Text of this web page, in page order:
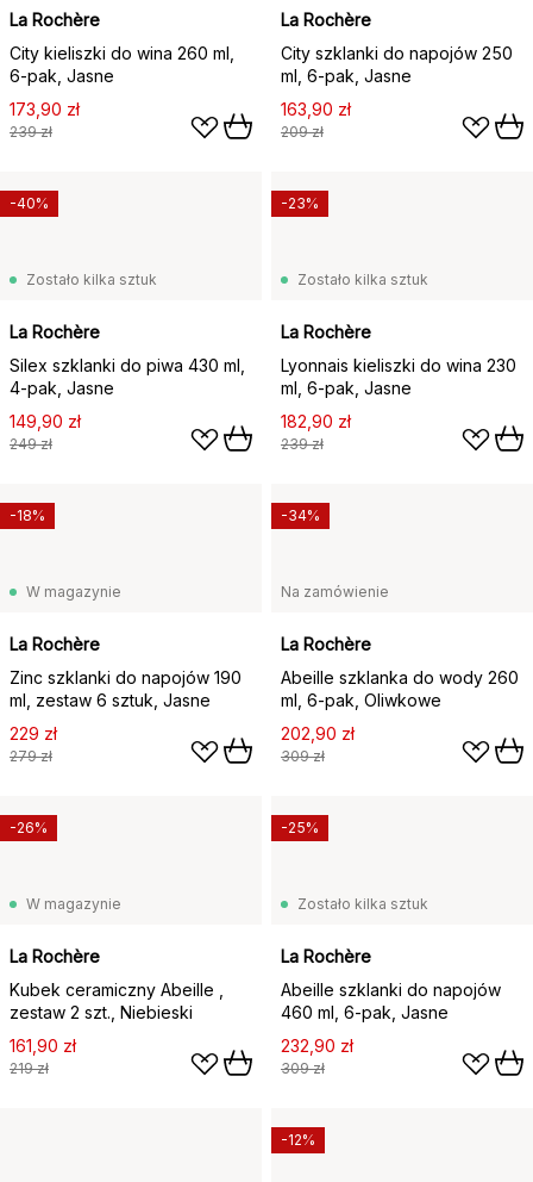
La Rochère
City kieliszki do wina 260 ml,
6‑pak, Jasne
173,90 zł
239 zł
La Rochère
City szklanki do napojów 250
ml, 6‑pak, Jasne
163,90 zł
209 zł
Zostało kilka sztuk
La Rochère
Silex szklanki do piwa 430 ml,
4‑pak, Jasne
149,90 zł
249 zł
-40%
Zostało kilka sztuk
La Rochère
Lyonnais kieliszki do wina 230
ml, 6‑pak, Jasne
182,90 zł
239 zł
-23%
W magazynie
La Rochère
Zinc szklanki do napojów 190
ml, zestaw 6 sztuk, Jasne
229 zł
279 zł
-18%
Na zamówienie
La Rochère
Abeille szklanka do wody 260
ml, 6‑pak, Oliwkowe
202,90 zł
309 zł
-34%
W magazynie
La Rochère
Kubek ceramiczny Abeille ,
zestaw 2 szt., Niebieski
161,90 zł
219 zł
-26%
Zostało kilka sztuk
La Rochère
Abeille szklanki do napojów
460 ml, 6‑pak, Jasne
232,90 zł
309 zł
-25%
-12%